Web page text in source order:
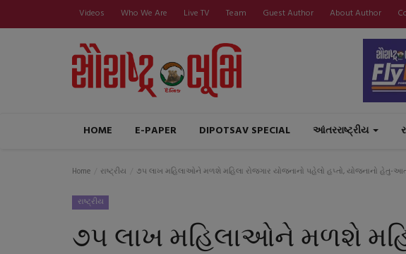
Videos Who We Are Live TV Team Guest Author About Author
HOME E-PAPER DIPOTSAV SPECIAL આંતરરાષ્ટ્રીય
Home રાષ્ટ્રીય ૭૫ લાખ મહિલાઓને મળશે મહિલા રોજગાર યોજનાનો પહેલો હપ્તો, યોજનાનો હેતુ-
રાષ્ટ્રીય
૭૫ લાખ મહિલાઓને મળશે